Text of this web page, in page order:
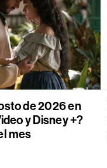
de 2026 en
y Disney +?
mes